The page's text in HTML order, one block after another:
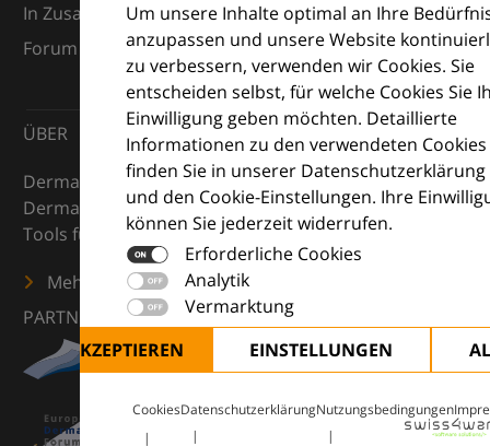
Um unsere Inhalte optimal an Ihre
anzupassen und unsere Website
zu verbessern, verwenden wir Cookies. Sie
entscheiden selbst, für welche Cookies Sie
Einwilligung geben möchten. Detaillierte
Informationen zu den verwendeten Cookies
finden Sie in unserer Datenschutzerklärung
und den Cookie-Einstellungen. Ihre
können Sie jederzeit widerrufen.
Erforderliche Cookies
Analytik
Vermarktung
ALLE AKZEPTIEREN
EINSTELLUNGEN
CookiesDatenschutzerklärungNutzungsbedingungen
In Zusammenarbeit mit dem European Dermatology
Forum (EDF) und Euroderm Excellence
ÜBER
DermaCompass ist Ihr digitaler Kompass für die
Dermatologie – mit Wissen, Bildern und praktischen
Tools für den klinischen Alltag.
Mehr erfahren
PARTNER